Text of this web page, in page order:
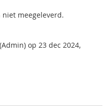
meegeleverd.
op 23 dec 2024,